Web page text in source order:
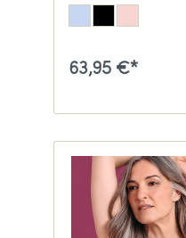
Pünktchen-Design
63,95 €*